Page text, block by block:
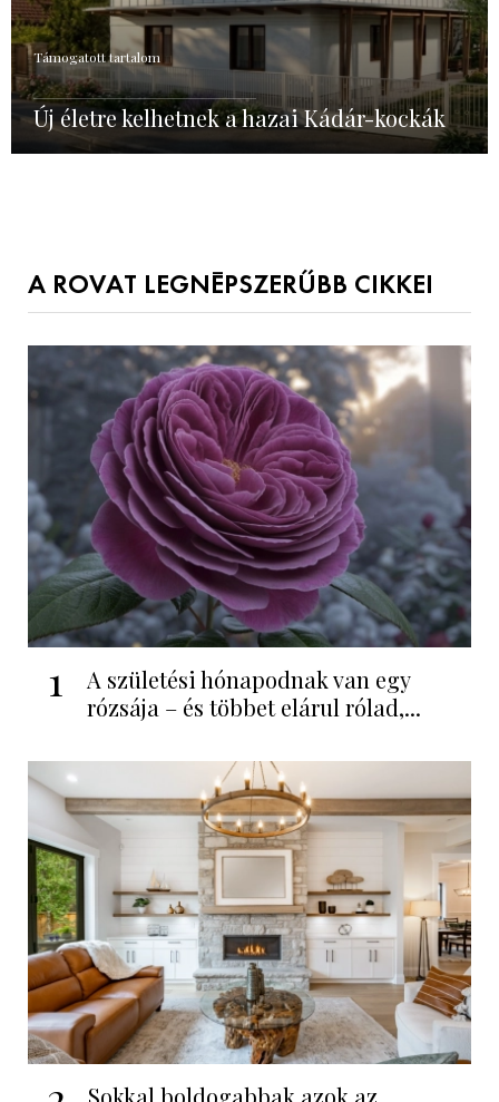
Támogatott tartalom
Új életre kelhetnek a hazai Kádár-kockák
A ROVAT LEGNÉPSZERŰBB CIKKEI
1
A születési hónapodnak van egy
rózsája – és többet elárul rólad,...
Sokkal boldogabbak azok az